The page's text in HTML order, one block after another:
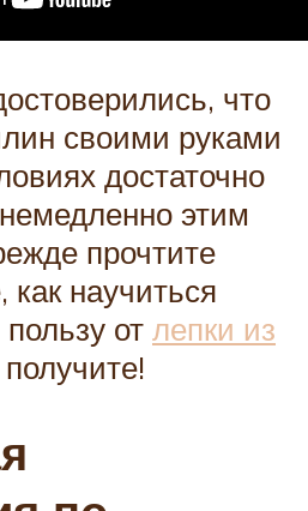
что
своими руками
достаточно
этим
прочтите
научиться
от лепки из